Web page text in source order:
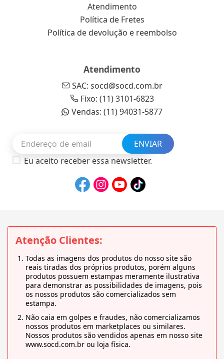
Atendimento
Política de Fretes
Política de devolução e reembolso
Atendimento
SAC: socd@socd.com.br
Fixo: (11) 3101-6823
Vendas: (11) 94031-5877
ENVIAR
Eu aceito receber essa newsletter.
Atenção Clientes:
Todas as imagens dos produtos do nosso site são
reais tiradas dos próprios produtos, porém alguns
produtos possuem estampas meramente ilustrativa
para demonstrar as possibilidades de imagens, pois
os nossos produtos são comercializados sem
estampa.
Não caia em golpes e fraudes, não comercializamos
nossos produtos em marketplaces ou similares.
Nossos produtos são vendidos apenas em nosso site
www.socd.com.br ou loja física.